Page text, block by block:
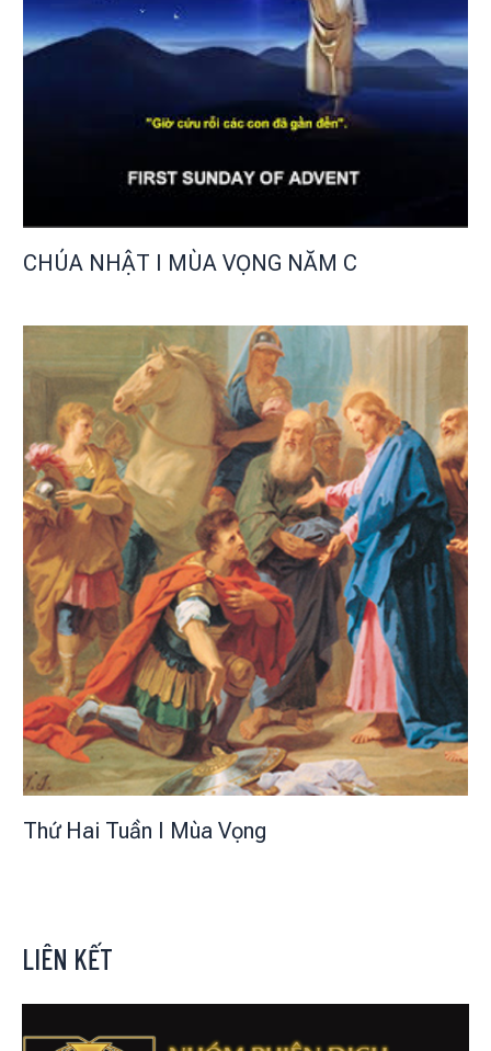
CHÚA NHẬT I MÙA VỌNG NĂM C
Thứ Hai Tuần I Mùa Vọng
LIÊN KẾT